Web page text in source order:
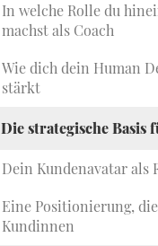
In welche Rolle du
machst als Coach
Wie dich dein Human
stärkt
Die strategische Basis
Dein Kundenavatar als
Eine Positionierung,
Kundinnen